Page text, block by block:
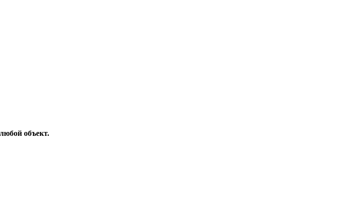
объект.